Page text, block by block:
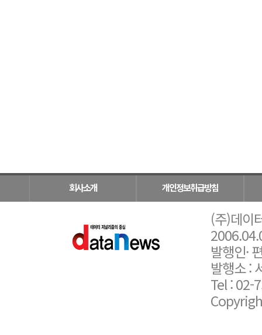
회사소개 개인정보취급방침
(주)데이
발행인·
발행소 :
Tel : 02-